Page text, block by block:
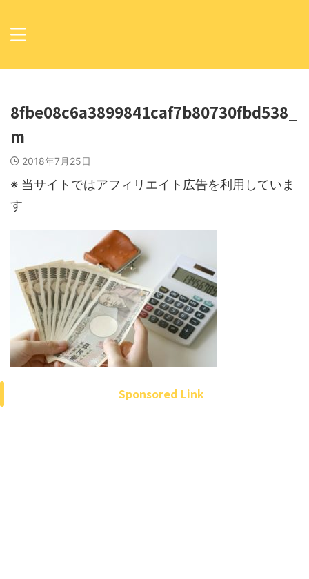
8fbe08c6a3899841caf7b80730fbd538_
m
2018年7月25日
※ 当サイトではアフィリエイト広告を利用していま
す
Sponsored Link